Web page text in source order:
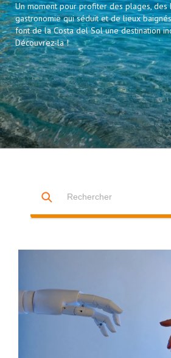
Un moment pour profiter des plages, des
gastronomie qui séduit et de lieux
font de la Costa del Sol une destination
Découvrez-la !
Il s'agit d'un champ de recherche